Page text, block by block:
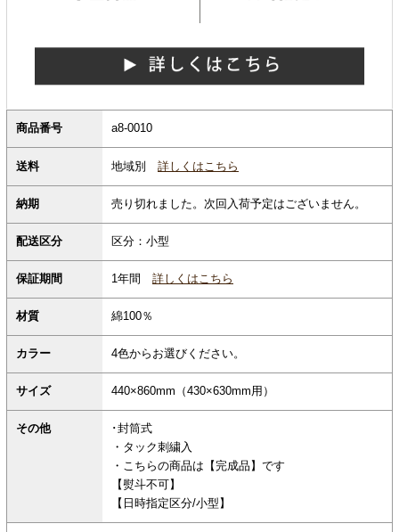
商品番号 a8-0010
送料 地域別 詳しくはこちら
納期 売り切れました。次回入荷予定はございません。
配送区分 区分：小型
保証期間 1年間 詳しくはこちら
材質 綿100％
カラー 4色からお選びください。
サイズ 440×860mm（430×630mm用）
その他
･封筒式
・タック刺繍入
・こちらの商品は【完成品】です
【熨斗不可】
【日時指定区分/小型】